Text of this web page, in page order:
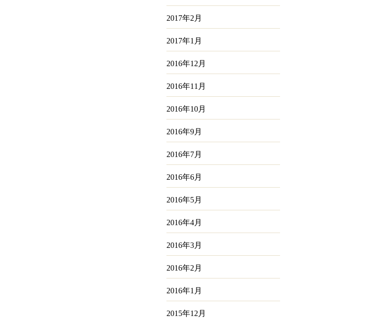
2017年2月
2017年1月
2016年12月
2016年11月
2016年10月
2016年9月
2016年7月
2016年6月
2016年5月
2016年4月
2016年3月
2016年2月
2016年1月
2015年12月